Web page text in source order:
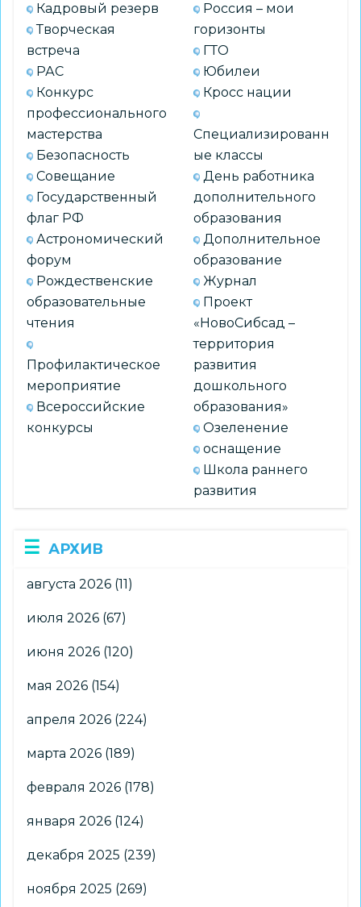
Кадровый резерв
Творческая
встреча
РАС
Конкурс
профессионального
мастерства
Безопасность
Совещание
Государственный
флаг РФ
Астрономический
форум
Рождественские
образовательные
чтения
Профилактическое
мероприятие
Всероссийские
конкурсы
Россия – мои
горизонты
ГТО
Юбилеи
Кросс нации
Специализированн
ые классы
День работника
дополнительного
образования
Дополнительное
образование
Журнал
Проект
«НовоСибсад –
территория
развития
дошкольного
образования»
Озеленение
оснащение
Школа раннего
развития
АРХИВ
августа 2026 (11)
июля 2026 (67)
июня 2026 (120)
мая 2026 (154)
апреля 2026 (224)
марта 2026 (189)
февраля 2026 (178)
января 2026 (124)
декабря 2025 (239)
ноября 2025 (269)